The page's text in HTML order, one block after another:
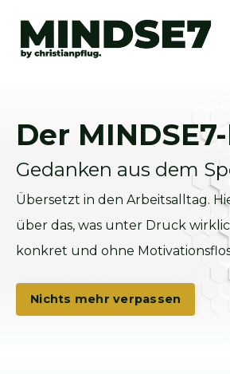
Der
Gedanken aus dem
Übersetzt in den Arbeitsalltag.
über das, was unter Druck
konkret und ohne
Nichts mehr verpassen